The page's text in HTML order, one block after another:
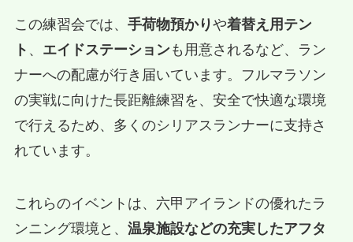
この練習会では、 手荷物預かりや着替え用テン
ト 、 エイドステーションも用意されるなど、ラン
ナーへの配慮が行き届いています。フルマラソン
の実戦に向けた長距離練習を、安全で快適な環境
で行えるため、多くのシリアスランナーに支持さ
れています。
これらのイベントは、六甲アイランドの優れたラ
ンニング環境と、 温泉施設などの充実したアフタ